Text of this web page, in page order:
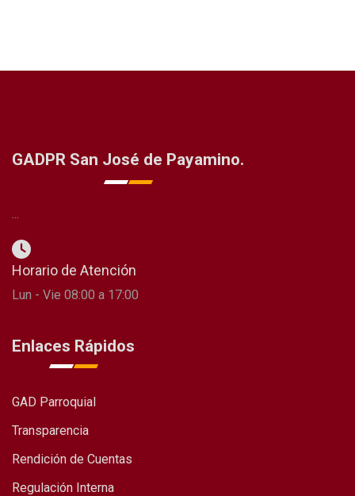
GADPR San José de Payamino.
Horario de Atención
Lun - Vie 08:00 a 17:00
Enlaces Rápidos
GAD Parroquial
Transparencia
Rendición de Cuentas
Regulación Interna